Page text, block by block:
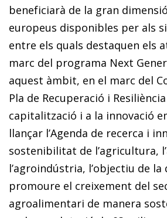
beneficiarà de la gran
europeus disponibles per als
entre els quals destaquen els
marc del programa Next
aquest àmbit, en el marc del
Pla de Recuperació i
capitalització i a la innovació
llançar l’Agenda de recerca i
sostenibilitat de l’agricultura,
l’agro­­indústria, l’objectiu de la
promoure el creixement del
agroalimentari de manera